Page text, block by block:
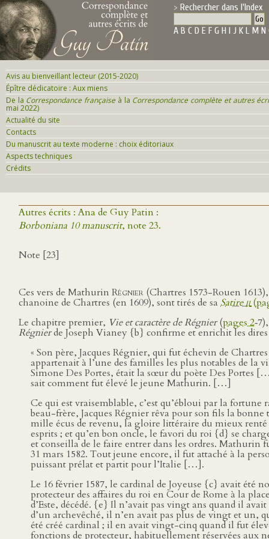
Rechercher dans l'Index
A B C D E F G H I J K L M N